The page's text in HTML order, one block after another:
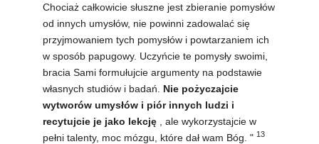
Chociaż całkowicie słuszne jest zbieranie pomysłów
od innych umysłów, nie powinni zadowalać się
przyjmowaniem tych pomysłów i powtarzaniem ich
w sposób papugowy. Uczyńcie te pomysły swoimi,
bracia Sami formułujcie argumenty na podstawie
własnych studiów i badań. Nie pożyczajcie
wytworów umysłów i piór innych ludzi i
recytujcie je jako lekcję , ale wykorzystajcie w
pełni talenty, moc mózgu, które dał wam Bóg. " 13